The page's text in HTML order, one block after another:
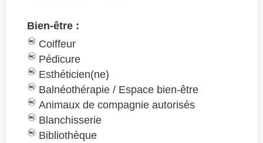
Bien-être :
Coiffeur
Pédicure
Esthéticien(ne)
Balnéothérapie / Espace bien-être
Animaux de compagnie autorisés
Blanchisserie
Bibliothèque